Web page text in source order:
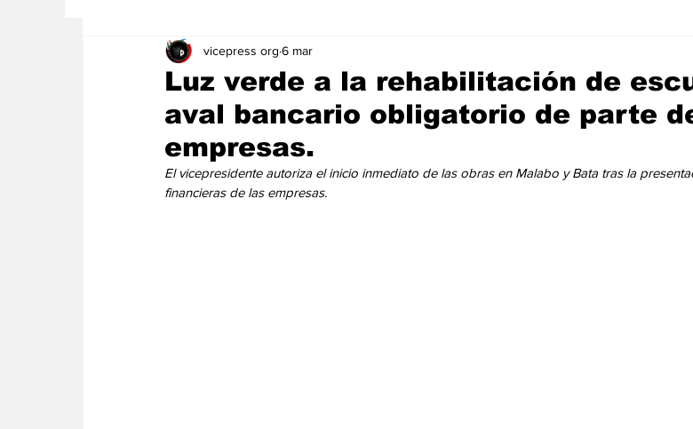
Seguridad y Defensa Turismo
Asuntos Sociales Telecomunicación Cumbres Tecnología
Luz verde a la rehabilitación de
aval bancario obligatorio de parte
empresas.
vicepress org 6 mar
El vicepresidente autoriza el inicio inmediato de las obras en Malabo y Bata tras la
financieras de las empresas.